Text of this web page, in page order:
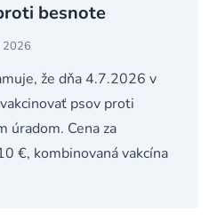
besnote
2026
že dňa 4.7.2026 v
psov proti
úradom. Cena za
€, kombinovaná vakcína